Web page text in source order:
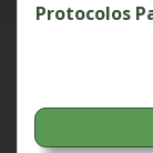
Protocolos